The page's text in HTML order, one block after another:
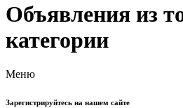
Объявления из
категории
Меню
Зарегистрируйтесь на нашем сайте